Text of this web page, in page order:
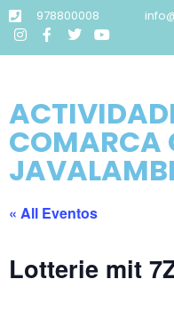
978800008
COMARCA
« All Eventos
Lotterie mit